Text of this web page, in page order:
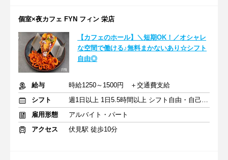
個室×夜カフェ FYN フィン 栄店
【カフェのホール】＼短期OK！／オシャレ
な空間で働ける♪無料まかないあり☆シフト
自由◎
給与
時給1250～1500円 ＋交通費支給
シフト
週1日以上 1日5.5時間以上 シフト自由・自己申告
雇用形態
アルバイト・パート
アクセス
伏見駅 徒歩10分